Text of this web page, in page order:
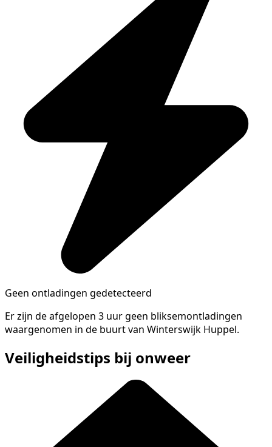
Geen ontladingen gedetecteerd
Er zijn de afgelopen 3 uur geen bliksemontladingen
waargenomen in de buurt van Winterswijk Huppel.
Veiligheidstips bij onweer